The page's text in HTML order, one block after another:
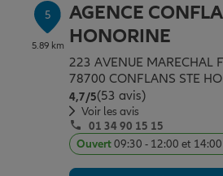
5
5.89 km
AGENCE
HONORINE
223 AVENUE MARECHAL
78700 CONFLANS STE
4,7/5Note de 4.7 sur 5
(53 avis)
Voir les avis
01 34 90 15 15
Ouvert09:30 - 12:00 et